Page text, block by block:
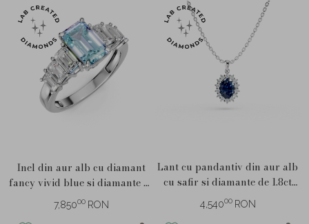
Inel din aur alb cu diamant
fancy vivid blue si diamante de
2.02ct create in laborator
7,85000 RON
Lant cu pandantiv din aur alb
cu safir si diamante de 1.8ct
create in laborator
4,54000 RON